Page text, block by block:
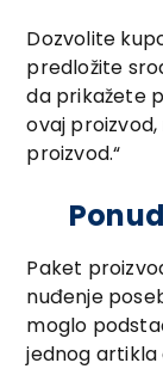
Dozvolite
predložite
da prikažete
ovaj
proizvod.“
Paket
nuđenje
moglo
jednog artikla